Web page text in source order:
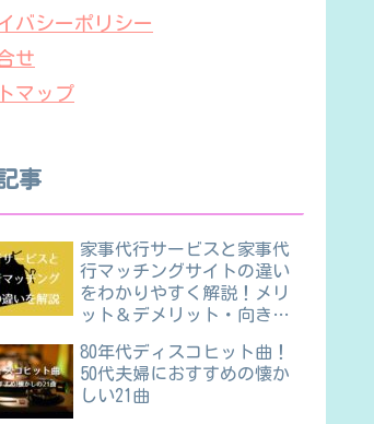
バシーポリシー
せ
マップ
事
家事代行サービスと家事代
行マッチングサイトの違い
をわかりやすく解説！メリ
ット＆デメリット・向き不
80年代ディスコヒット曲！
50代夫婦におすすめの懐か
しい21曲